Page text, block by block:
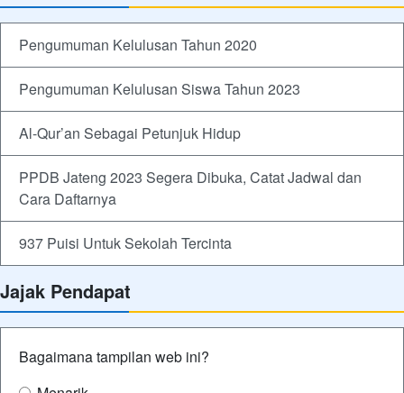
Pengumuman Kelulusan Tahun 2020
Pengumuman Kelulusan Siswa Tahun 2023
Al-Qur’an Sebagai Petunjuk Hidup
PPDB Jateng 2023 Segera Dibuka, Catat Jadwal dan
Cara Daftarnya
937 Puisi Untuk Sekolah Tercinta
Jajak Pendapat
Bagaimana tampilan web ini?